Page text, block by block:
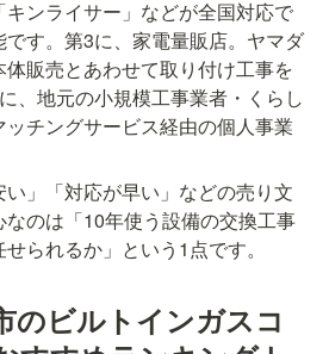
ンライサー」などが全国対応で
す。第3に、家電量販店。ヤマダ
販売とあわせて取り付け工事を
、地元の小規模工事業者・くらし
チングサービス経由の個人事業
」「対応が早い」などの売り文
のは「10年使う設備の交換工事
られるか」という1点です。
のビルトインガスコ